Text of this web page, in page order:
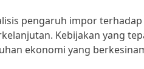
pengaruh impor
Kebijakan yang
ekonomi yang